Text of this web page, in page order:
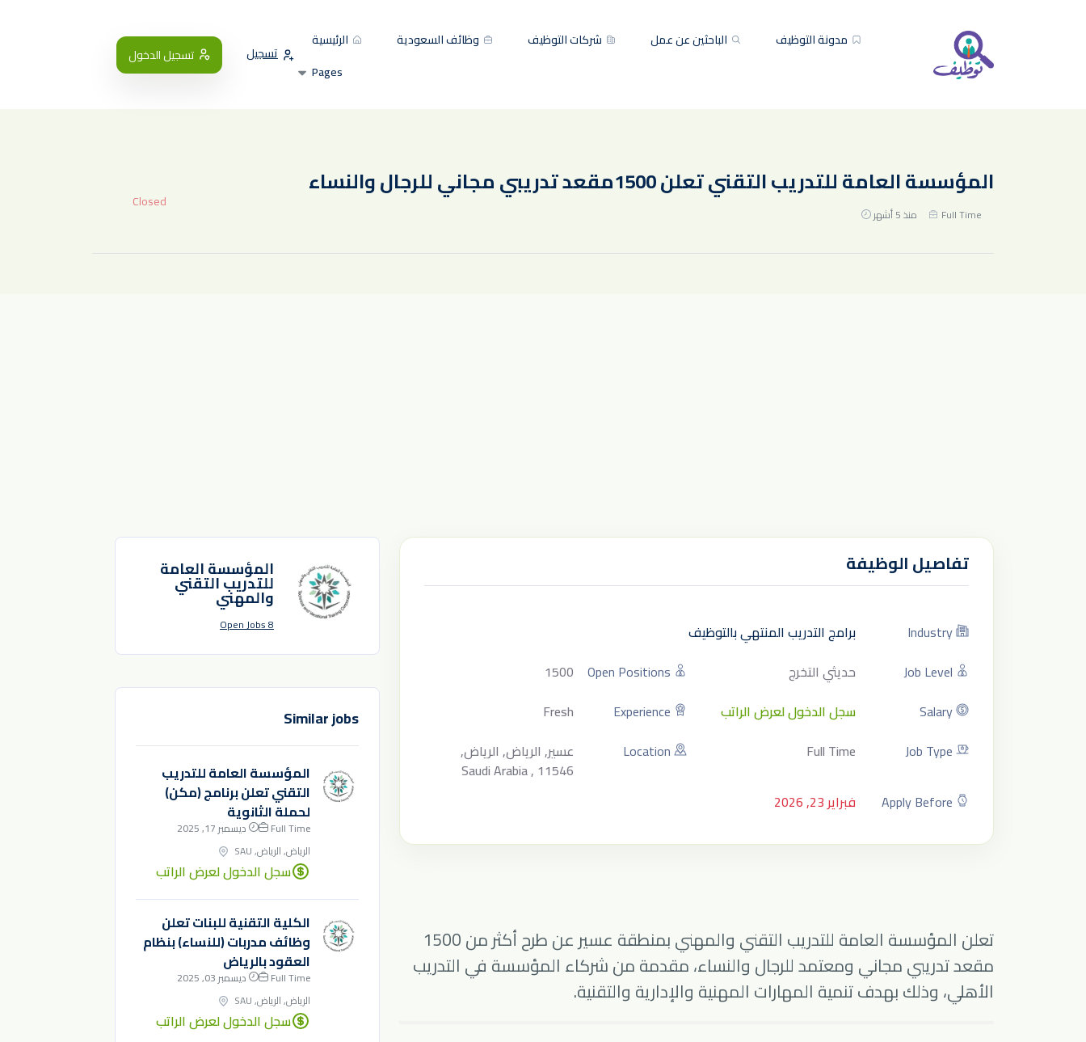
الرئيسية وظائف السعودية شركات التوظيف الباحثين عن عمل
مدونة التوظيف
Pages
تسجيل تسجيل الدخول
المؤسسة العامة للتدريب التقني تعلن 1500مقعد تدريبي مجاني للرجال والنساء
Full Time منذ 5 أشهر
Closed
تفاصيل الوظيفة
Industry
برامج التدريب المنتهي بالتوظيف
Job Level
حديثي التخرج Open Positions
1500
Salary
سجل الدخول لعرض الراتب Experience
Fresh
Job Type
Full Time
Location
عسير, الرياض, الرياض,
Saudi Arabia , 11546
Apply Before
فبراير 23, 2026
تعلن المؤسسة العامة للتدريب التقني والمهني بمنطقة عسير عن طرح أكثر من 1500
مقعد تدريبي مجاني ومعتمد للرجال والنساء، مقدمة من شركاء المؤسسة في التدريب
الأهلي، وذلك بهدف تنمية المهارات المهنية والإدارية والتقنية.
المؤسسة العامة
للتدريب التقني
والمهني
8 Open Jobs
Similar jobs
المؤسسة العامة للتدريب
التقني تعلن برنامج (مكن)
لحملة الثانوية
Full Time
ديسمبر 17, 2025
الرياض, الرياض, SAU
سجل الدخول لعرض الراتب
الكلية التقنية للبنات تعلن
وظائف مدربات (للنساء) بنظام
العقود بالرياض
Full Time
ديسمبر 03, 2025
الرياض, الرياض, SAU
سجل الدخول لعرض الراتب